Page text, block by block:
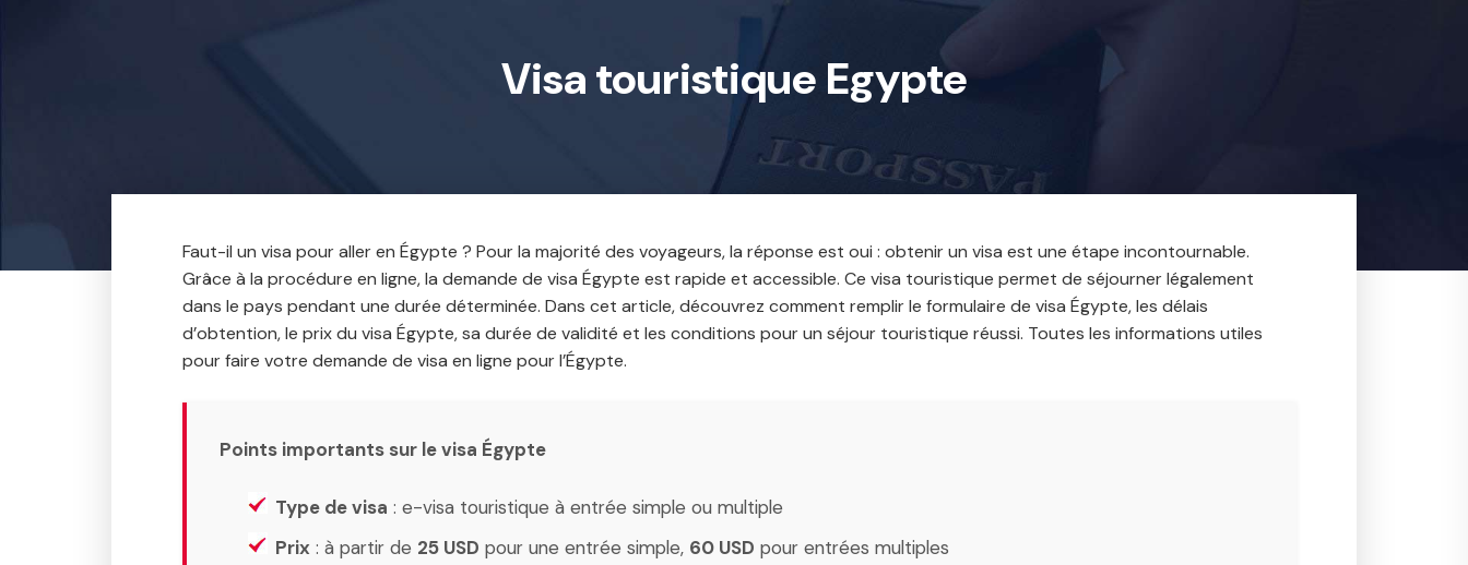
Visa touristique Egypte
Faut-il un visa pour aller en Égypte ? Pour la majorité des voyageurs, la réponse est oui : obtenir un visa est une étape incontournable.
Grâce à la procédure en ligne, la demande de visa Égypte est rapide et accessible. Ce visa touristique permet de séjourner légalement
dans le pays pendant une durée déterminée. Dans cet article, découvrez comment remplir le formulaire de visa Égypte, les délais
d’obtention, le prix du visa Égypte, sa durée de validité et les conditions pour un séjour touristique réussi. Toutes les informations utiles
pour faire votre demande de visa en ligne pour l’Égypte.
Points importants sur le visa Égypte
Type de visa : e-visa touristique à entrée simple ou multiple
Prix : à partir de 25 USD pour une entrée simple, 60 USD pour entrées multiples